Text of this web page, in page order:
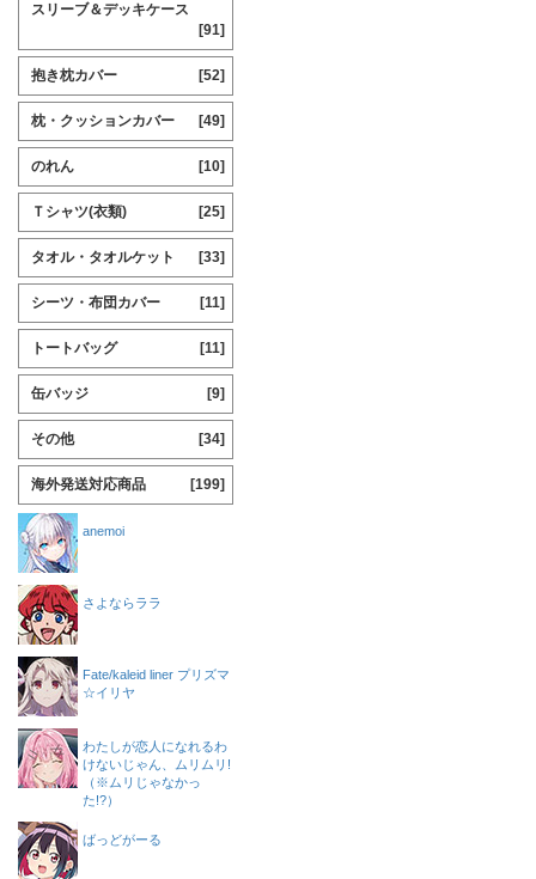
スリーブ＆デッキケース
[91]
抱き枕カバー [52]
枕・クッションカバー [49]
のれん [10]
Ｔシャツ(衣類) [25]
タオル・タオルケット [33]
シーツ・布団カバー [11]
トートバッグ [11]
缶バッジ [9]
その他 [34]
海外発送対応商品 [199]
anemoi
さよならララ
Fate/kaleid liner プリズマ
☆イリヤ
わたしが恋人になれるわ
けないじゃん、ムリムリ!
（※ムリじゃなかっ
た!?）
ばっどがーる